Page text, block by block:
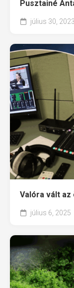
Pusztainé
július 30, 2023
Valóra vált az
július 6, 2025